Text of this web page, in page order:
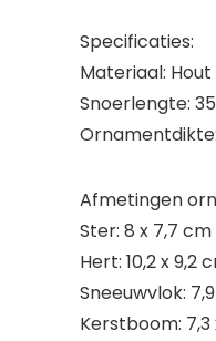
Specificaties:
Materiaal: Hout
Snoerlengte:
Afmetingen
Ster: 8 x 7,7 cm
Hert: 10,2 x 9,2
Sneeuwvlok:
Kerstboom: 7,3